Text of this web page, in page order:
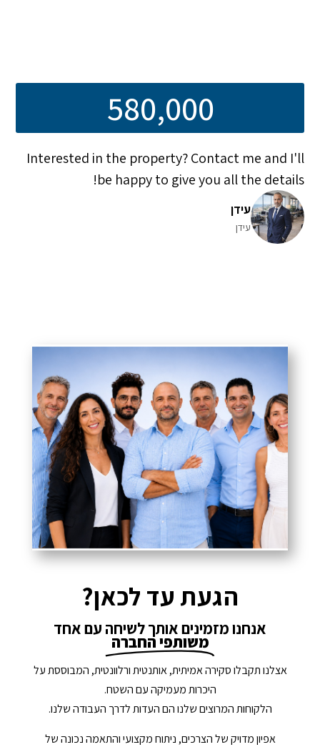
580,000
Interested in the property? Contact me and I'll
be happy to give you all the details!
עידן
עידן
הגעת עד לכאן?
אנחנו מזמינים אותך לשיחה עם אחד
משותפי החברה
אצלנו תקבלו סקירה אמיתית, אותנטית ורלוונטית, המבוססת על
היכרות מעמיקה עם השטח.
הלקוחות המרוצים שלנו הם העדות לדרך העבודה שלנו.
אפיון מדויק של הצרכים, ניתוח מקצועי והתאמה נכונה של